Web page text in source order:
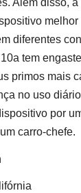
melhor
diferentes
tem
primos mais
no uso
por
carro-chefe.